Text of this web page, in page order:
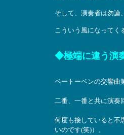
そして、演奏者は勿論
こういう風になってく
◆極端に違う演
ベートーベンの交響曲
二番、一番と共に演奏
何度も接していると不
いのです(笑)）。